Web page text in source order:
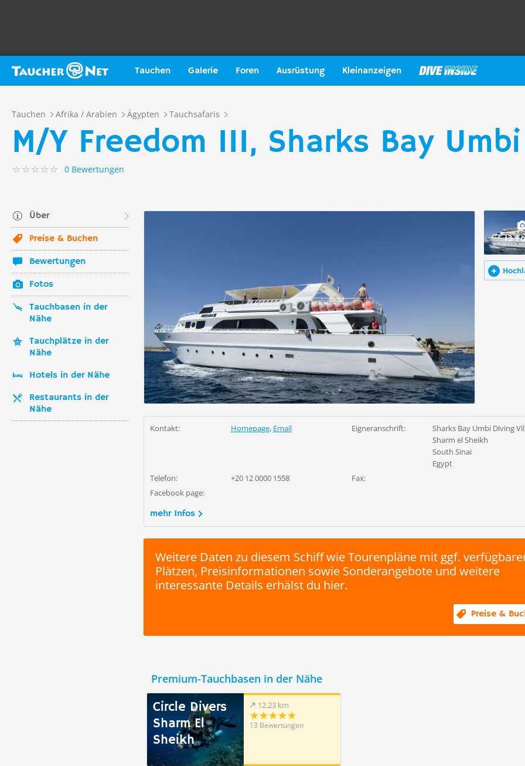
Tauchen Galerie Foren Ausrüstung Kleinanzeigen
Tauchen Afrika / Arabien Ägypten Tauchsafaris
M/Y Freedom III, Sharks Bay
0 Bewertungen
Über
Preise & Buchen
Bewertungen
Fotos
Tauchbasen in der
Nähe
Tauchplätze in der
Nähe
Hotels in der Nähe
Restaurants in der
Nähe
13
Kontakt: Homepage, Email Eigneranschrift:
Sharks Bay Umbi Diving
Sharm el Sheikh
South Sinai
Egypt
Telefon:
+20 12 0000 1558
Fax:
Facebook page:
mehr Infos
Weitere Daten zu diesem Schiff wie Tourenpläne mit ggf.
Plätzen, Preisinformationen sowie Sonderangebote und weitere
interessante Details erhälst du hier.
Preise &
Premium-Tauchbasen in der Nähe
Circle Divers
Sharm El
Sheikh
12.23 km
13 Bewertungen